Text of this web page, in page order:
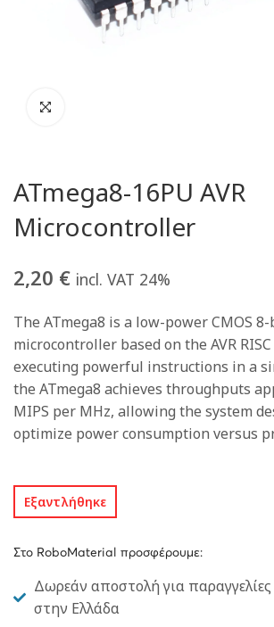
ATmega8-16PU AVR
Microcontroller
2,20 € incl. VAT 24%
The ATmega8 is a low-power CMOS
microcontroller based on the AVR
executing powerful instructions in a
the ATmega8 achieves throughputs
MIPS per MHz, allowing the system
optimize power consumption versus
Εξαντλήθηκε
Στο RoboMaterial προσφέρουμε:
Δωρεάν αποστολή για
στην Ελλάδα